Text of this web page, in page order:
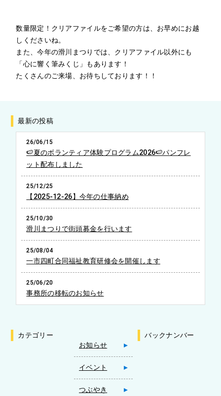
数量限定！クリアファイルをご希望の方は、お早めにお越
しくださいね。
また、今年の滑川まつりでは、クリアファイル以外にも
「心に響く筆みくじ」もあります！
たくさんのご来場、お待ちしております！！
最新の投稿
26/06/15
🍉夏のボランティア体験プログラム2026🍉パンフレ
ット配布しました
25/12/25
【2025-12-26】今年の仕事納め
25/10/30
滑川まつりで街頭募金を行います
25/08/04
一市四町合同福祉教育研修会を開催します
25/06/20
事務所の移転のお知らせ
カテゴリー
お知らせ
イベント
つぶやき
バックナンバー